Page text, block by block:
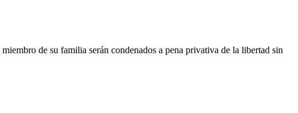
de su familia serán condenados a pena privativa de la libertad sin